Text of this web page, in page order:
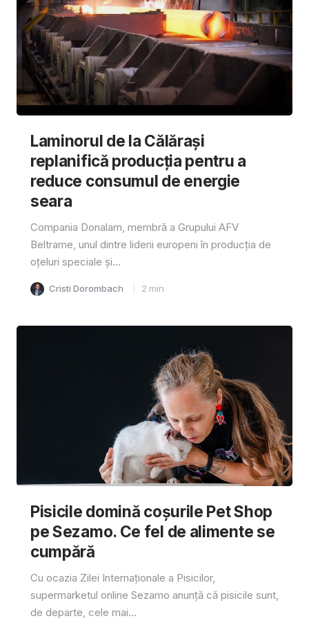
Laminorul de la Călărași
replanifică producția pentru a
reduce consumul de energie
seara
Compania Donalam, membră a Grupului AFV
Beltrame, unul dintre liderii europeni în producția de
oțeluri speciale și...
Cristi Dorombach 2 min
Pisicile domină coșurile Pet Shop
pe Sezamo. Ce fel de alimente se
cumpără
Cu ocazia Zilei Internaționale a Pisicilor,
supermarketul online Sezamo anunță că pisicile sunt,
de departe, cele mai...